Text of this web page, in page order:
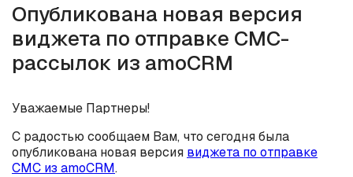
Опубликована новая версия
виджета по отправке СМС-
рассылок из amoCRM
Уважаемые Партнеры!
С радостью сообщаем Вам, что сегодня была
опубликована новая версия виджета по отправке
СМС из amoCRM.